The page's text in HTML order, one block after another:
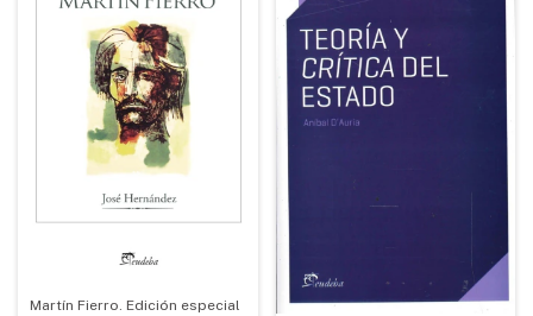
Martín Fierro. Edición especial